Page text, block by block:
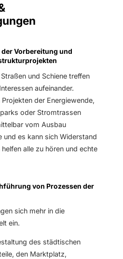
Vorbereitung und
und Schiene treffen
aufeinander.
der Energiewende,
oder Stromtrassen
vom Ausbau
und es kann sich Widerstand
alle zu hören und echte
von Prozessen der
sich mehr in die
ein.
des städtischen
den Marktplatz,